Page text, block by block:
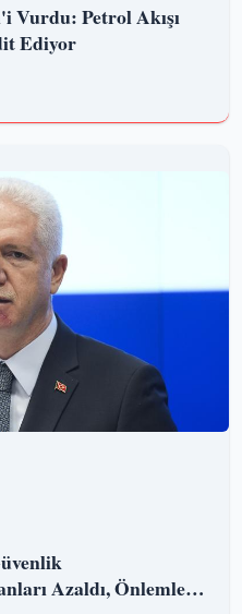
Petrol Akışı
Ediyor
Azaldı, Önlemler